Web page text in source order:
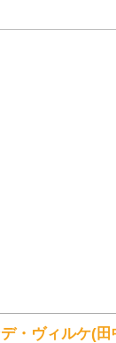
・ヴィルケ(